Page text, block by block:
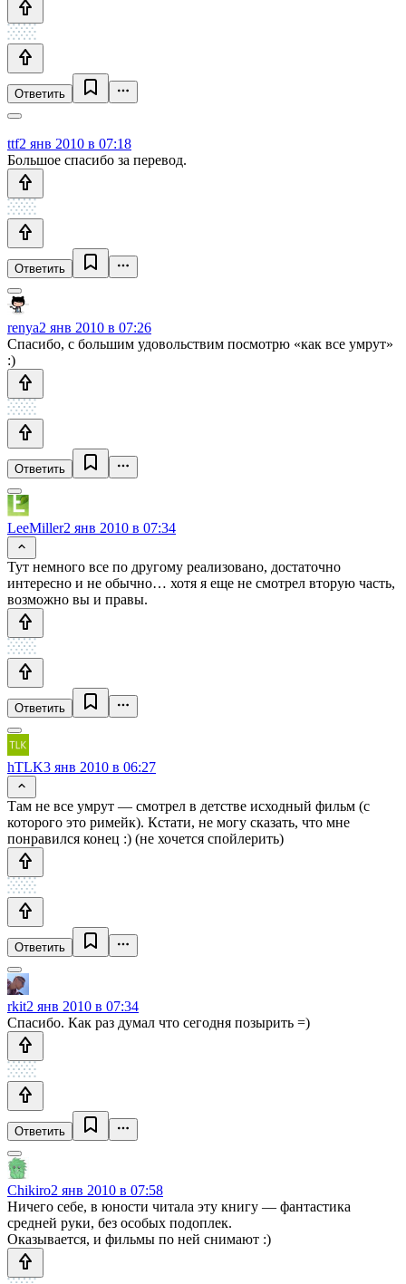
Ответить
ttf2 янв 2010 в 07:18
Большое спасибо за перевод.
Ответить
renya2 янв 2010 в 07:26
Спасибо, с большим удовольствим посмотрю «как все умрут»
:)
Ответить
LeeMiller2 янв 2010 в 07:34
Тут немного все по другому реализовано, достаточно
интересно и не обычно… хотя я еще не смотрел вторую часть,
возможно вы и правы.
Ответить
hTLK3 янв 2010 в 06:27
Там не все умрут — смотрел в детстве исходный фильм (с
которого это римейк). Кстати, не могу сказать, что мне
понравился конец :) (не хочется спойлерить)
Ответить
rkit2 янв 2010 в 07:34
Спасибо. Как раз думал что сегодня позырить =)
Ответить
Chikiro2 янв 2010 в 07:58
Ничего себе, в юности читала эту книгу — фантастика
средней руки, без особых подоплек.
Оказывается, и фильмы по ней снимают :)